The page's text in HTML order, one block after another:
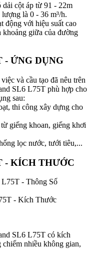
cột áp từ 91 - 22m
là 0 - 36 m³/h.
động với hiệu suất cao
khoảng giữa của đường
- ỨNG DỤNG
và cầu tạo đã nêu trên
SL6 L75T phù hợp cho
sau:
thi công xây dựng cho
giếng khoan, giếng khơi
lọc nước, tưới tiêu,...
- KÍCH THƯỚC
- Kích Thước
SL6 L75T có kích
nhiều không gian,